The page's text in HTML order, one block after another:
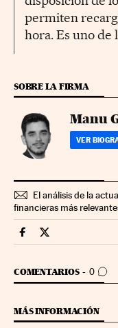
permiten
hora. Es uno de
SOBRE LA FIRMA
Manu
VER
El análisis de la
financieras más
Companias Cinco
Companias
COMENTARIOS 0
IR A LOS
MÁS INFORMACIÓN